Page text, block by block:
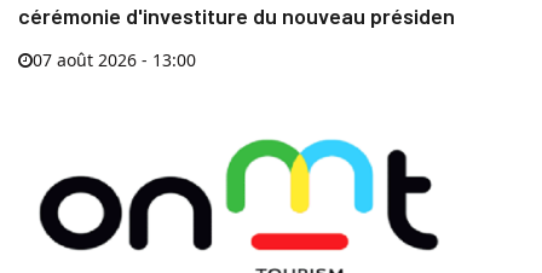
cérémonie d'investiture du nouveau présiden
07 août 2026 - 13:00